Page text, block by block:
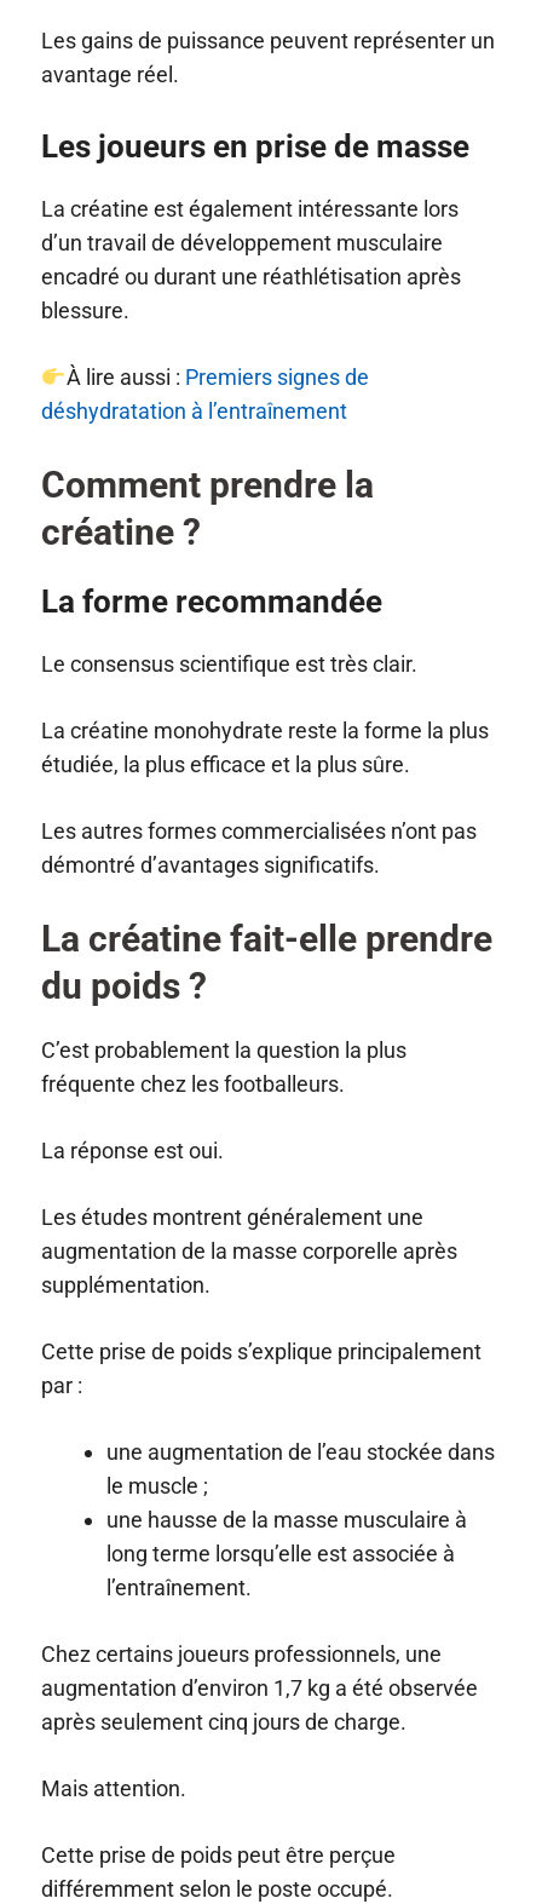
Les gains de puissance peuvent représenter un
avantage réel.
Les joueurs en prise de masse
La créatine est également intéressante lors
d’un travail de développement musculaire
encadré ou durant une réathlétisation après
blessure.
À lire aussi : Premiers signes de
déshydratation à l’entraînement
Comment prendre la
créatine ?
La forme recommandée
Le consensus scientifique est très clair.
La créatine monohydrate reste la forme la plus
étudiée, la plus efficace et la plus sûre.
Les autres formes commercialisées n’ont pas
démontré d’avantages significatifs.
La créatine fait-elle prendre
du poids ?
C’est probablement la question la plus
fréquente chez les footballeurs.
La réponse est oui.
Les études montrent généralement une
augmentation de la masse corporelle après
supplémentation.
Cette prise de poids s’explique principalement
par :
une augmentation de l’eau stockée dans
le muscle ;
une hausse de la masse musculaire à
long terme lorsqu’elle est associée à
l’entraînement.
Chez certains joueurs professionnels, une
augmentation d’environ 1,7 kg a été observée
après seulement cinq jours de charge.
Mais attention.
Cette prise de poids peut être perçue
différemment selon le poste occupé.